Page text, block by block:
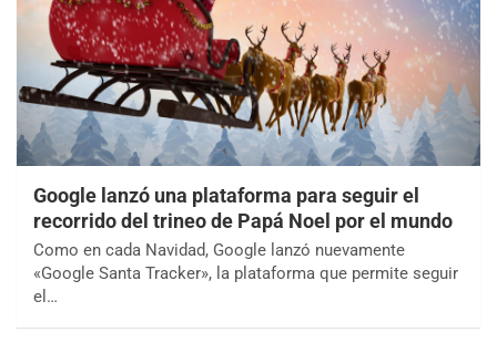
Google lanzó una plataforma para seguir el
recorrido del trineo de Papá Noel por el mundo
Como en cada Navidad, Google lanzó nuevamente
«Google Santa Tracker», la plataforma que permite seguir
el…